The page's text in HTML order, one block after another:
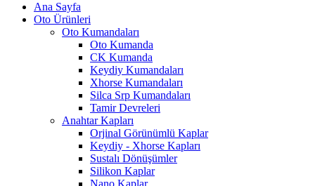
Ana Sayfa
Oto Ürünleri
Oto Kumandaları
Oto Kumanda
CK Kumanda
Keydiy Kumandaları
Xhorse Kumandaları
Silca Srp Kumandaları
Tamir Devreleri
Anahtar Kapları
Orjinal Görünümlü Kaplar
Keydiy - Xhorse Kapları
Sustalı Dönüşümler
Silikon Kaplar
Nano Kaplar